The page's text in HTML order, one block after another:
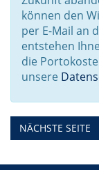
können den
per E-Mail an
entstehen
die
unsere
NÄCHSTE SEITE